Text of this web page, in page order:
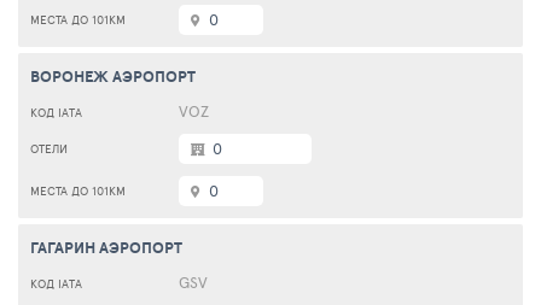
0
ВОРОНЕЖ АЭРОПОРТ
VOZ
0
0
ГАГАРИН АЭРОПОРТ
GSV